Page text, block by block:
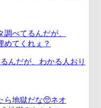
んだが、わかる人おり